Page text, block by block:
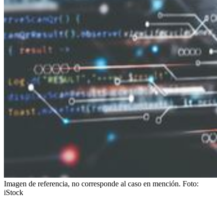
Imagen de referencia, no corresponde al caso en mención. Foto:
iStock